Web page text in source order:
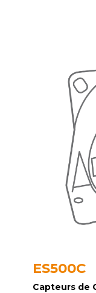
ES500C
Capteurs de